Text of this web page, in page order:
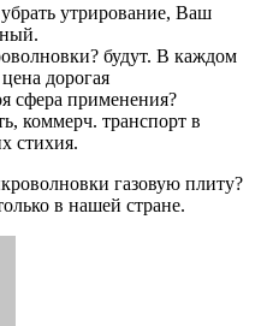
утрирование, Ваш
будут. В каждом
дорогая
сфера применения?
коммерч. транспорт в
стихия.
газовую плиту?
в нашей стране.